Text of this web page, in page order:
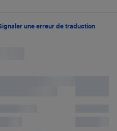
une erreur de traduction